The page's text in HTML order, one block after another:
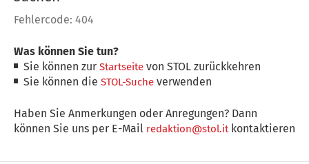
Fehlercode: 404
Was können Sie tun?
Sie können zurStartseite von STOL zurückkehren
Sie können dieSTOL-Suche verwenden
Haben Sie Anmerkungen oder Anregungen? Dann
können Sie uns per E-Mail redaktion@stol.itkontaktieren